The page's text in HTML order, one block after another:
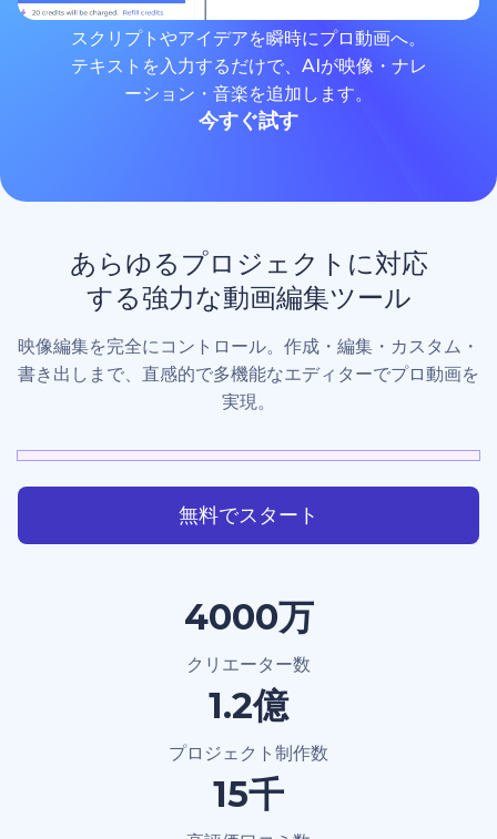
スクリプトやアイデアを瞬時にプロ動画へ。
テキストを入力するだけで、AIが映像・ナレ
ーション・音楽を追加します。
今すぐ試す
あらゆるプロジェクトに対応
する強力な動画編集ツール
映像編集を完全にコントロール。作成・編集・カスタム・
書き出しまで、直感的で多機能なエディターでプロ動画を
実現。
無料でスタート
4000万
クリエーター数
1.2億
プロジェクト制作数
15千